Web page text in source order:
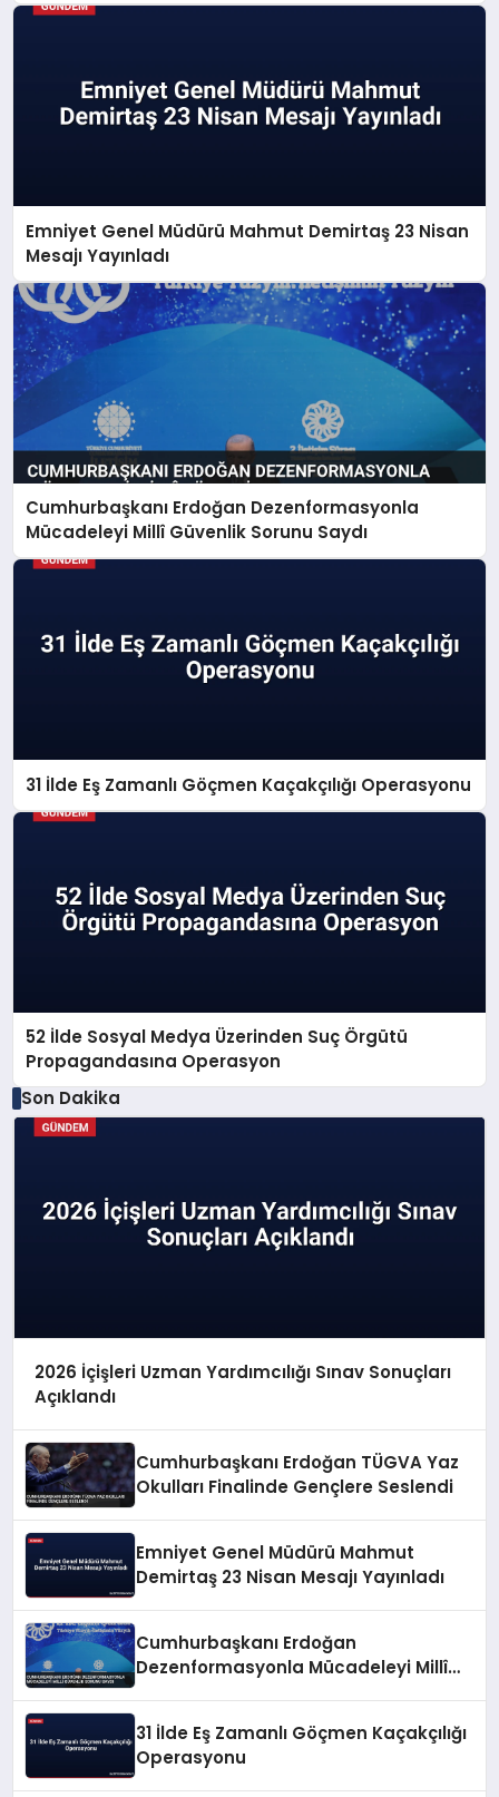
Emniyet Genel Müdürü Mahmut Demirtaş 23 Nisan
Mesajı Yayınladı
Cumhurbaşkanı Erdoğan Dezenformasyonla
Mücadeleyi Millî Güvenlik Sorunu Saydı
31 İlde Eş Zamanlı Göçmen Kaçakçılığı Operasyonu
52 İlde Sosyal Medya Üzerinden Suç Örgütü
Propagandasına Operasyon
Son Dakika
2026 İçişleri Uzman Yardımcılığı Sınav Sonuçları
Açıklandı
Cumhurbaşkanı Erdoğan TÜGVA Yaz
Okulları Finalinde Gençlere Seslendi
Emniyet Genel Müdürü Mahmut
Demirtaş 23 Nisan Mesajı Yayınladı
Cumhurbaşkanı Erdoğan
Dezenformasyonla Mücadeleyi Millî
31 İlde Eş Zamanlı Göçmen Kaçakçılığı
Operasyonu